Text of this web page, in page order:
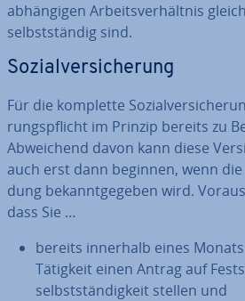
ab­hän­gi­gen Ar­beits­ver­hält­nis
selbst­stän­dig sind.
So­zi­al­ver­si­che­rung
Für die komplette
rungs­pflicht im Prinzip bereits zu
Ab­wei­chend davon kann diese
auch erst dann beginnen, wenn
dung be­kannt­ge­ge­ben wird.
dass Sie …
bereits innerhalb eines
Tätigkeit einen Antrag auf
selbst­stän­dig­keit stellen und